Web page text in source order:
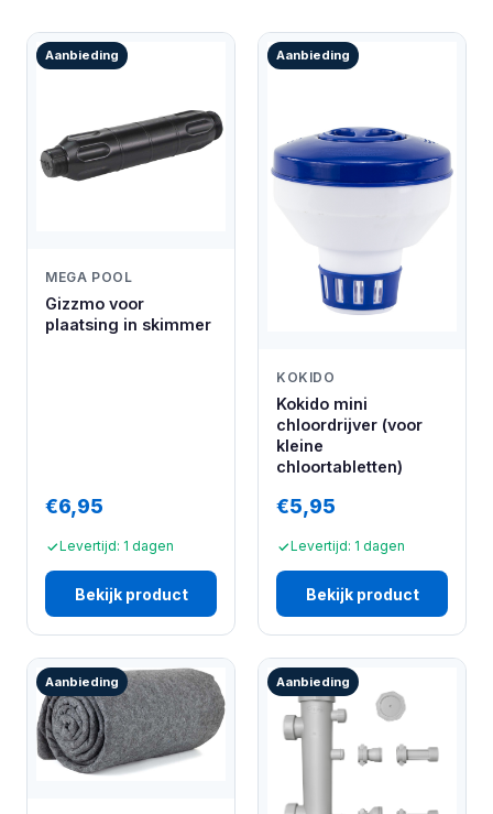
Aanbieding
MEGA POOL
Gizzmo voor
plaatsing in skimmer
€6,95
Levertijd: 1 dagen
Bekijk product
Aanbieding
KOKIDO
Kokido mini
chloordrijver (voor
kleine
chloortabletten)
€5,95
Levertijd: 1 dagen
Bekijk product
Aanbieding Aanbieding